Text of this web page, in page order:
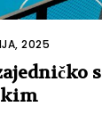
2025
s